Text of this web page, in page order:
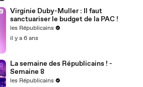
Virginie Duby-Muller : Il faut
sanctuariser le budget de la PAC !
les Républicains
il y a 6 ans
La semaine des Républicains ! -
Semaine 8
les Républicains